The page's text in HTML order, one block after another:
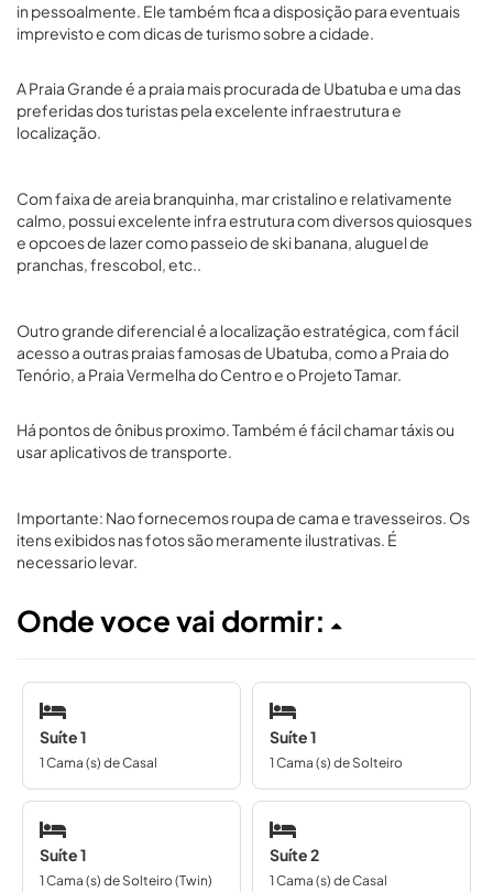
in pessoalmente. Ele também fica a disposição para eventuais
imprevisto e com dicas de turismo sobre a cidade.
A Praia Grande é a praia mais procurada de Ubatuba e uma das
preferidas dos turistas pela excelente infraestrutura e
localização.
Com faixa de areia branquinha, mar cristalino e relativamente
calmo, possui excelente infra estrutura com diversos quiosques
e opcoes de lazer como passeio de ski banana, aluguel de
pranchas, frescobol, etc..
Outro grande diferencial é a localização estratégica, com fácil
acesso a outras praias famosas de Ubatuba, como a Praia do
Tenório, a Praia Vermelha do Centro e o Projeto Tamar.
Há pontos de ônibus proximo. Também é fácil chamar táxis ou
usar aplicativos de transporte.
Importante: Nao fornecemos roupa de cama e travesseiros. Os
itens exibidos nas fotos são meramente ilustrativas. É
necessario levar.
Onde voce vai dormir:
Suíte 1
1 Cama (s) de Casal
Suíte 1
1 Cama (s) de Solteiro
Suíte 1
1 Cama (s) de Solteiro (Twin)
Suíte 2
1 Cama (s) de Casal